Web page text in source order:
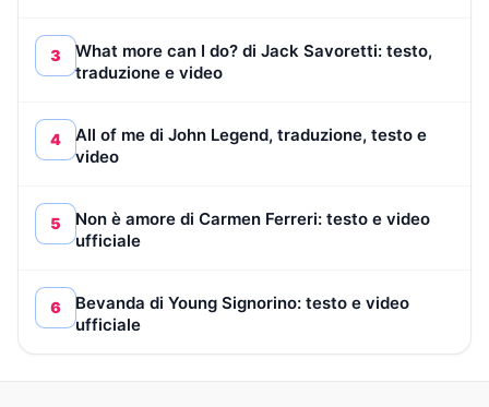
3
What more can I do? di Jack Savoretti: testo,
traduzione e video
4
All of me di John Legend, traduzione, testo e
video
5
Non è amore di Carmen Ferreri: testo e video
ufficiale
6
Bevanda di Young Signorino: testo e video
ufficiale